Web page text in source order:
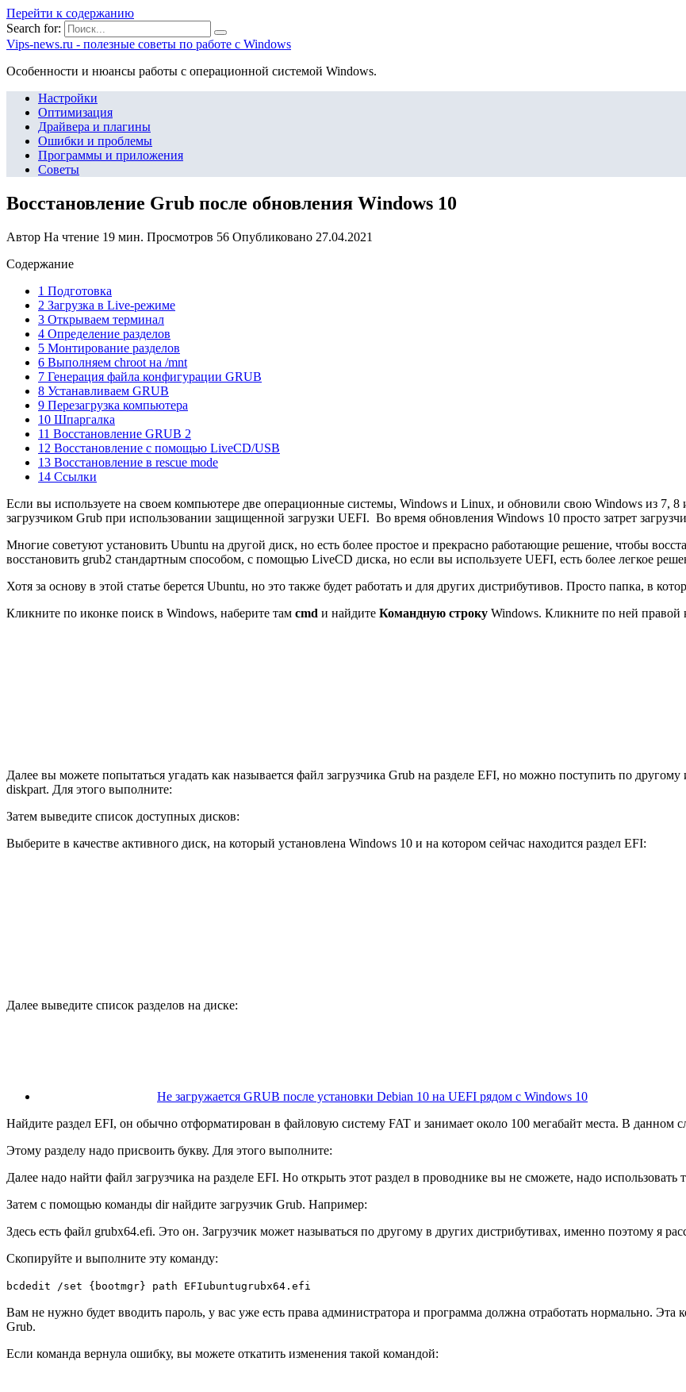
Перейти к содержанию
Search for:
Vips-news.ru - полезные советы по работе с Windows
Особенности и нюансы работы с операционной системой Windows.
Настройки
Оптимизация
Драйвера и плагины
Ошибки и проблемы
Программы и приложения
Советы
Восстановление Grub после обновления Windows 10
Автор На чтение 19 мин. Просмотров 56 Опубликовано 27.04.2021
Содержание
1 Подготовка
2 Загрузка в Live-режиме
3 Открываем терминал
4 Определение разделов
5 Монтирование разделов
6 Выполняем chroot на /mnt
7 Генерация файла конфигурации GRUB
8 Устанавливаем GRUB
9 Перезагрузка компьютера
10 Шпаргалка
11 Восстановление GRUB 2
12 Восстановление с помощью LiveCD/USB
13 Восстановление в rescue mode
14 Ссылки
Если вы используете на своем компьютере две операционные системы, Windows и Linux, и обновили свою Windows из 7,
загрузчиком Grub при использовании защищенной загрузки UEFI. Во время обновления Windows 10 просто затрет
Многие советуют установить Ubuntu на другой диск, но есть более простое и прекрасно работающие решение, чтобы
восстановить grub2 стандартным способом, с помощью LiveCD диска, но если вы используете UEFI, есть более легкое
Хотя за основу в этой статье берется Ubuntu, но это также будет работать и для других дистрибутивов. Просто папка, в
Кликните по иконке поиск в Windows, наберите там cmd и найдите Командную строку Windows. Кликните по ней правой
Далее вы можете попытаться угадать как называется файл загрузчика Grub на разделе EFI, но можно поступить по
diskpart. Для этого выполните:
Затем выведите список доступных дисков:
Выберите в качестве активного диск, на который установлена Windows 10 и на котором сейчас находится раздел EFI:
Далее выведите список разделов на диске:
Не загружается GRUB после установки Debian 10 на UEFI рядом с Windows 10
Найдите раздел EFI, он обычно отформатирован в файловую систему FAT и занимает около 100 мегабайт места. В данном
Этому разделу надо присвоить букву. Для этого выполните:
Далее надо найти файл загрузчика на разделе EFI. Но открыть этот раздел в проводнике вы не сможете, надо
Затем с помощью команды dir найдите загрузчик Grub. Например:
Здесь есть файл grubx64.efi. Это он. Загрузчик может называться по другому в других дистрибутивах, именно поэтому я
Скопируйте и выполните эту команду:
bcdedit /set {bootmgr} path EFIubuntugrubx64.efi
Вам не нужно будет вводить пароль, у вас уже есть права администратора и программа должна отработать нормально. Эта
Grub.
Если команда вернула ошибку, вы можете откатить изменения такой командой: